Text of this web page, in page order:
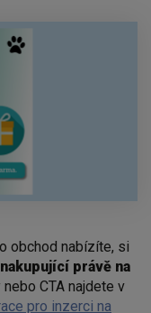
obchod nabízíte, si
právě na
CTA najdete v
pro inzerci na